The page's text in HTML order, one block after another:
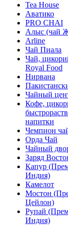
Tea House
Аватико
PRO CHAI
Алыс (чай
Arline
Чай Пиала
Чай,
Royal Food
Нирвана
Чайный
Кофе,
напитки
Чемпион
Орда Чай
Чайный
Заряд
Капур
Индия)
Камелот
Мостон
Цейлон)
Рупай
Индия)